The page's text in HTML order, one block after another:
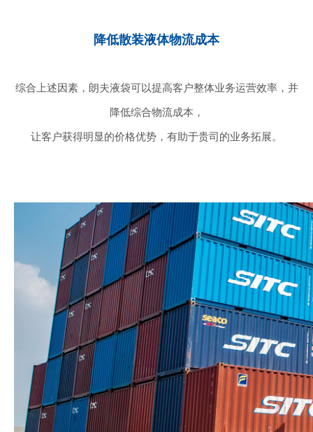
降低散装液体物流成本
综合上述因素，朗夫液袋可以提高客户整体业务运营效率，并
降低综合物流成本，
让客户获得明显的价格优势，有助于贵司的业务拓展。